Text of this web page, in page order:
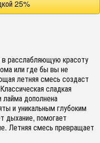
расслабляющую красоту
или где бы вы не
летняя смесь создаст
сладкая
дополнена
и уникальным глубоким
дыхание, помогает
Летняя смесь превращает